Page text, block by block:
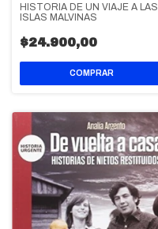
HISTORIA DE UN VIAJE A LAS
ISLAS MALVINAS
$24.900,00